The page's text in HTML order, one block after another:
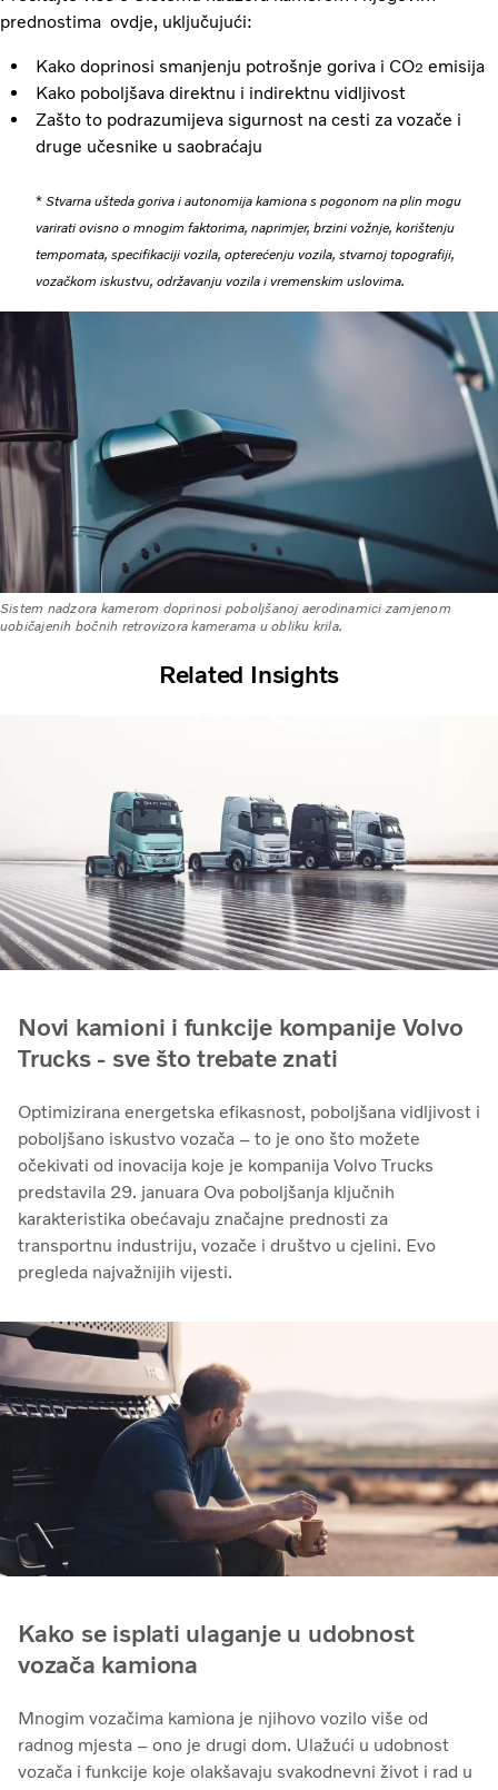
prednostima ovdje, uključujući:
Kako doprinosi smanjenju potrošnje goriva i CO2 emisija
Kako poboljšava direktnu i indirektnu vidljivost
Zašto to podrazumijeva sigurnost na cesti za vozače i
druge učesnike u saobraćaju
* Stvarna ušteda goriva i autonomija kamiona s pogonom na plin mogu
varirati ovisno o mnogim faktorima, naprimjer, brzini vožnje, korištenju
tempomata, specifikaciji vozila, opterećenju vozila, stvarnoj topografiji,
vozačkom iskustvu, održavanju vozila i vremenskim uslovima.
Sistem nadzora kamerom doprinosi poboljšanoj aerodinamici zamjenom
uobičajenih bočnih retrovizora kamerama u obliku krila.
Related Insights
Novi kamioni i funkcije kompanije Volvo
Trucks - sve što trebate znati
Optimizirana energetska efikasnost, poboljšana vidljivost i
poboljšano iskustvo vozača – to je ono što možete
očekivati ​​od inovacija koje je kompanija Volvo Trucks
predstavila 29. januara Ova poboljšanja ključnih
karakteristika obećavaju značajne prednosti za
transportnu industriju, vozače i društvo u cjelini. Evo
pregleda najvažnijih vijesti.
Kako se isplati ulaganje u udobnost
vozača kamiona
Mnogim vozačima kamiona je njihovo vozilo više od
radnog mjesta – ono je drugi dom. Ulažući u udobnost
vozača i funkcije koje olakšavaju svakodnevni život i rad u